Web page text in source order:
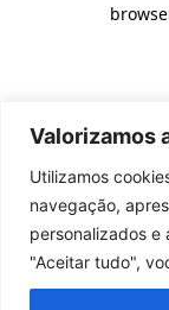
Valorizamos
Utilizamos
navegação,
personalizados e
"Aceitar tudo",